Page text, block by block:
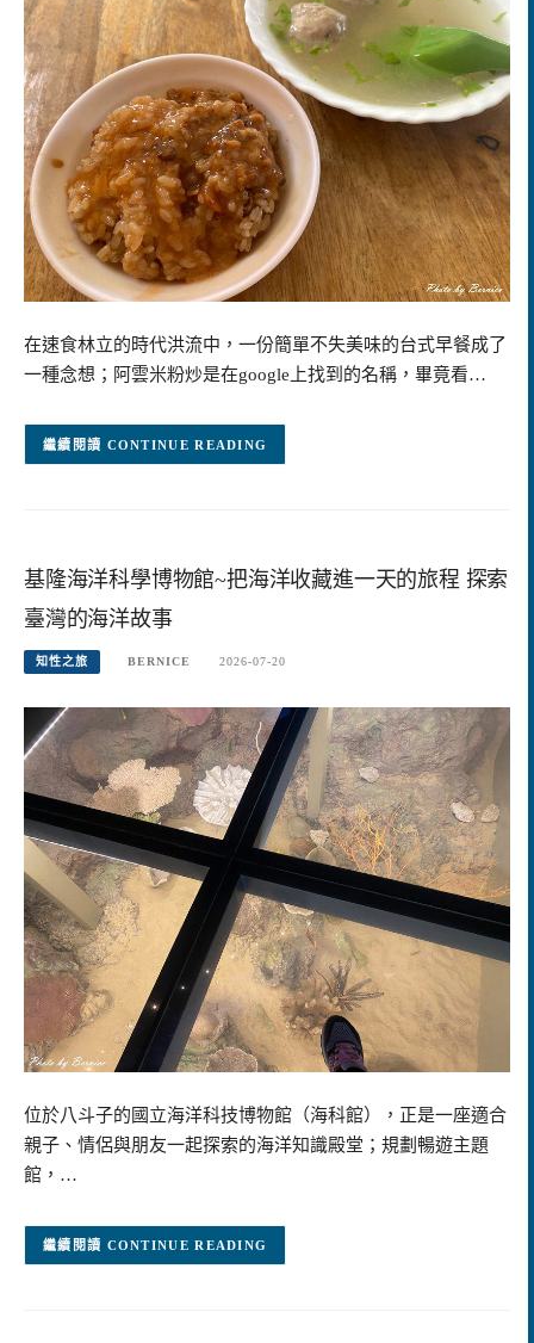
在速食林立的時代洪流中，一份簡單不失美味的台式早餐成了
一種念想；阿雲米粉炒是在google上找到的名稱，畢竟看…
CONTINUE READING
基隆海洋科學博物館~把海洋收藏進一天的旅程 探索
臺灣的海洋故事
知性之旅 BERNICE 2026-07-20
位於八斗子的國立海洋科技博物館（海科館），正是一座適合
親子、情侶與朋友一起探索的海洋知識殿堂；規劃暢遊主題
館，…
CONTINUE READING